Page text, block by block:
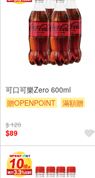
可口可樂Zero 600ml
贈OPENPOINT
滿額贈
$ 120
$89